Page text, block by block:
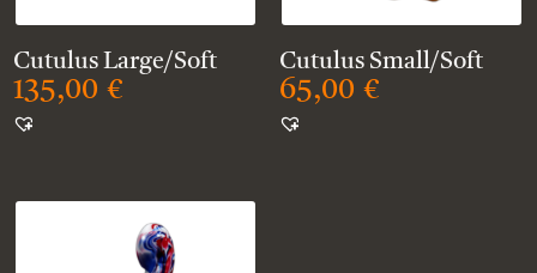
Cutulus Large/Soft
135,00€
Cutulus Small/Soft
65,00 €